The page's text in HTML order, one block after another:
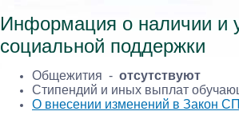
Информация о наличии и
социальной поддержки
Общежития - отсутствуют
Стипендий и иных выплат
О внесении изменений в Закон